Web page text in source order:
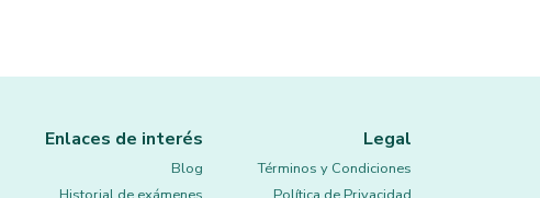
Enlaces de interés
Blog
Legal
Términos y Condiciones